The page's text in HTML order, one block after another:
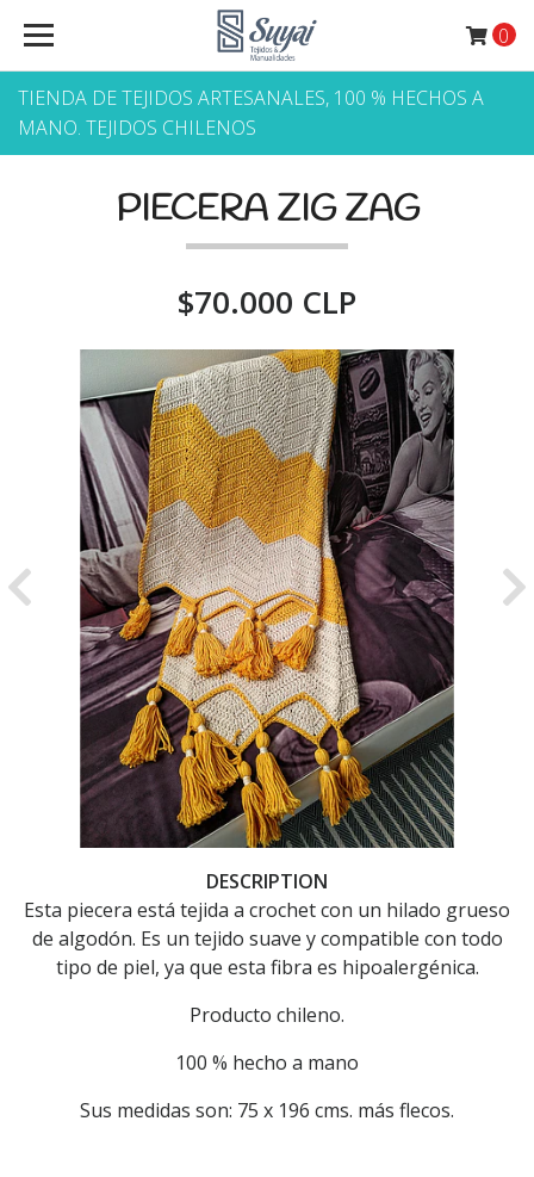
TIENDA DE TEJIDOS ARTESANALES, 100 % HECHOS A
MANO. TEJIDOS CHILENOS
0
PIECERA ZIG ZAG
$70.000 CLP
Previous
DESCRIPTION
Esta piecera está tejida a crochet con un hilado grueso
de algodón. Es un tejido suave y compatible con todo
tipo de piel, ya que esta fibra es hipoalergénica.
Producto chileno.
100 % hecho a mano
Sus medidas son: 75 x 196 cms. más flecos.